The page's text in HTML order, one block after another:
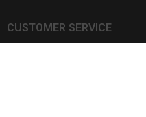
CUSTOMER SERVICE